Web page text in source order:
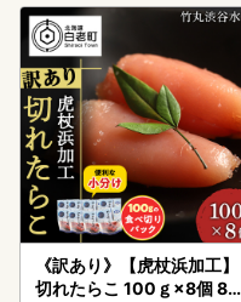
《訳あり》【虎杖浜加工】
切れたらこ 100ｇ×8個 80